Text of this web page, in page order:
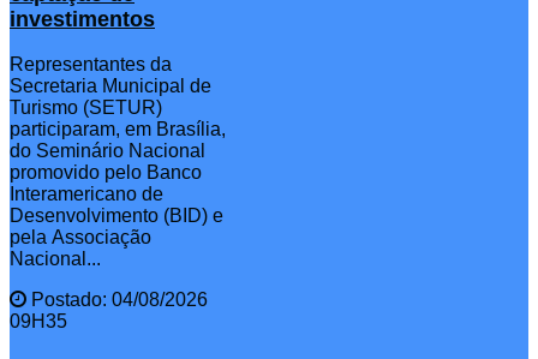
investimentos
Representantes da
Secretaria Municipal de
Turismo (SETUR)
participaram, em Brasília,
do Seminário Nacional
promovido pelo Banco
Interamericano de
Desenvolvimento (BID) e
pela Associação
Nacional...
Postado: 04/08/2026
09H35